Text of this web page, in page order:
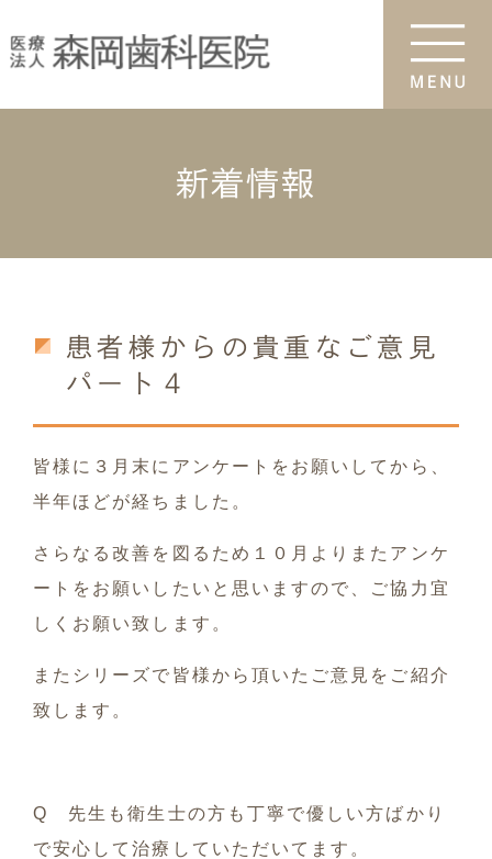
新着情報
患者様からの貴重なご意見
パート４
皆様に３月末にアンケートをお願いしてから、
半年ほどが経ちました。
さらなる改善を図るため１０月よりまたアンケ
ートをお願いしたいと思いますので、ご協力宜
しくお願い致します。
またシリーズで皆様から頂いたご意見をご紹介
致します。
Q 先生も衛生士の方も丁寧で優しい方ばかり
で安心して治療していただいてます。